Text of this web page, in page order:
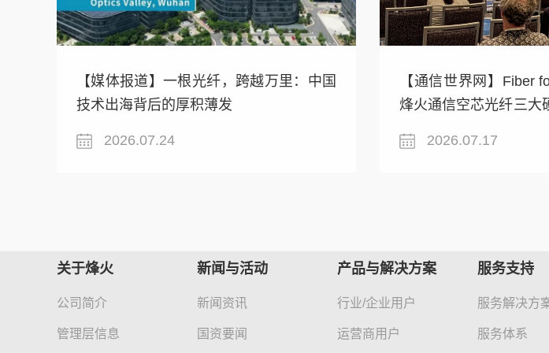
【媒体报道】一根光纤，跨越万里：中国
技术出海背后的厚积薄发
2026.07.24
【通信世界网】Fiber
烽火通信空芯光纤三大
2026.07.17
关于烽火
公司简介
管理层信息
新闻与活动
新闻资讯
国资要闻
产品与解决方案
行业/企业用户
运营商用户
服务支持
服务解决方
服务体系